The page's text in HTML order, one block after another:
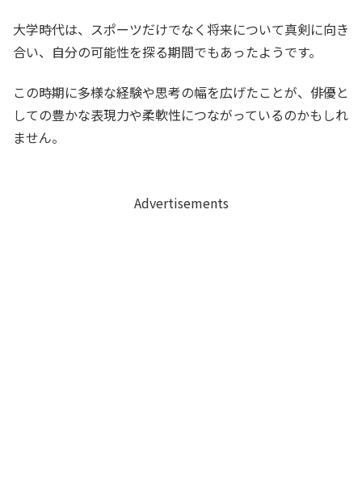
大学時代は、スポーツだけでなく将来について真剣に向き
合い、自分の可能性を探る期間でもあったようです。
この時期に多様な経験や思考の幅を広げたことが、俳優と
しての豊かな表現力や柔軟性につながっているのかもしれ
ません。
Advertisements